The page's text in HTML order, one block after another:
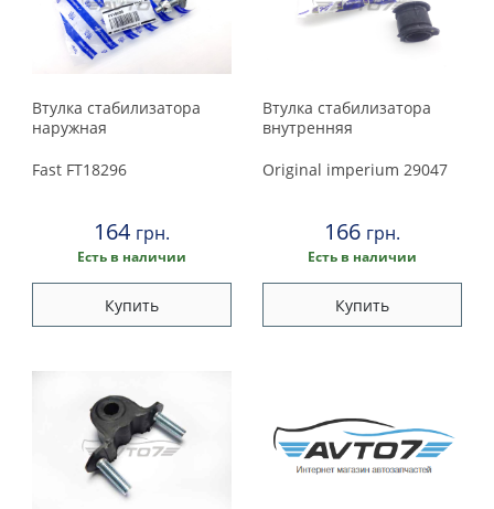
2000
Meyle
Moog
Original imperium
RTS
Talosa
TRW
Втулкa стабилизатора
наружная
Fast FT18296
164 грн.
Есть в наличии
Купить
Втулка стабилизатора
внутренняя
Original imperium 29047
166 грн.
Есть в наличии
Купить